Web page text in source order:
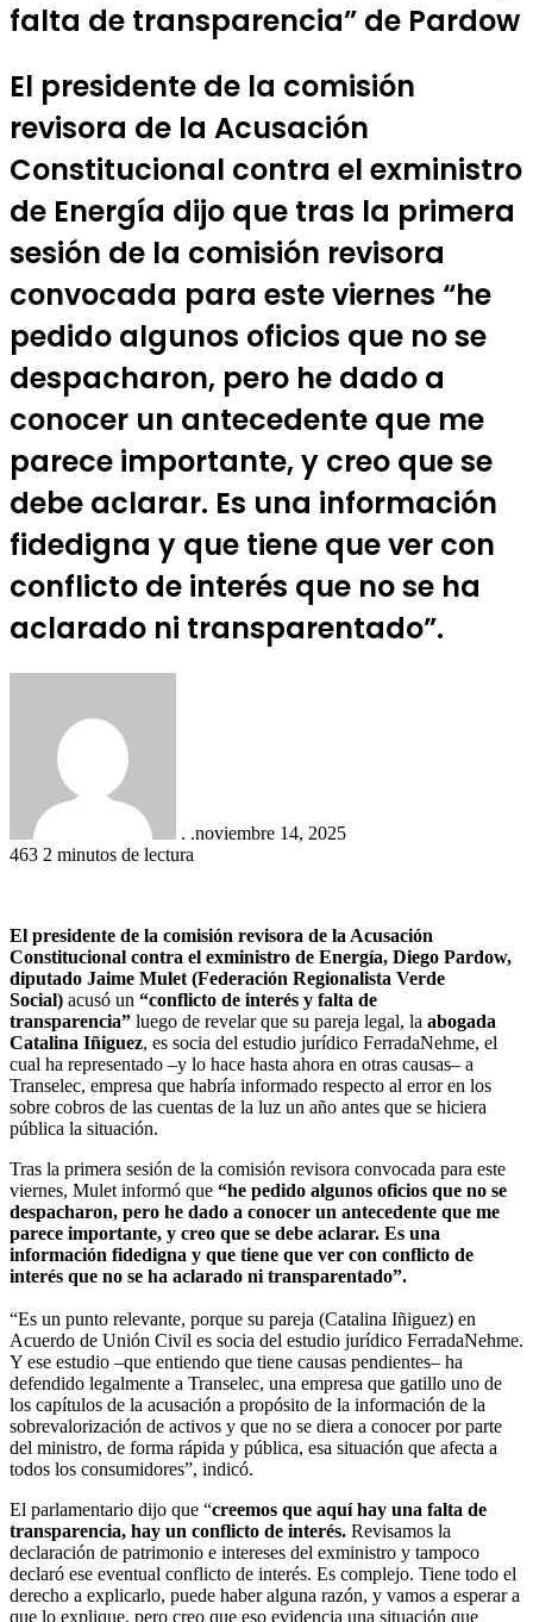
falta de transparencia” de Pardow
El presidente de la comisión
revisora de la Acusación
Constitucional contra el exministro
de Energía dijo que tras la primera
sesión de la comisión revisora
convocada para este viernes “he
pedido algunos oficios que no se
despacharon, pero he dado a
conocer un antecedente que me
parece importante, y creo que se
debe aclarar. Es una información
fidedigna y que tiene que ver con
conflicto de interés que no se ha
aclarado ni transparentado”.
. .noviembre 14, 2025
463 2 minutos de lectura
El presidente de la comisión revisora de la Acusación
Constitucional contra el exministro de Energía, Diego Pardow,
diputado Jaime Mulet (Federación Regionalista Verde
Social) acusó un “conflicto de interés y falta de
transparencia” luego de revelar que su pareja legal, la abogada
Catalina Iñiguez, es socia del estudio jurídico FerradaNehme, el
cual ha representado –y lo hace hasta ahora en otras causas– a
Transelec, empresa que habría informado respecto al error en los
sobre cobros de las cuentas de la luz un año antes que se hiciera
pública la situación.
Tras la primera sesión de la comisión revisora convocada para este
viernes, Mulet informó que “he pedido algunos oficios que no se
despacharon, pero he dado a conocer un antecedente que me
parece importante, y creo que se debe aclarar. Es una
información fidedigna y que tiene que ver con conflicto de
interés que no se ha aclarado ni transparentado”.
“Es un punto relevante, porque su pareja (Catalina Iñiguez) en
Acuerdo de Unión Civil es socia del estudio jurídico FerradaNehme.
Y ese estudio –que entiendo que tiene causas pendientes– ha
defendido legalmente a Transelec, una empresa que gatillo uno de
los capítulos de la acusación a propósito de la información de la
sobrevalorización de activos y que no se diera a conocer por parte
del ministro, de forma rápida y pública, esa situación que afecta a
todos los consumidores”, indicó.
El parlamentario dijo que “creemos que aquí hay una falta de
transparencia, hay un conflicto de interés. Revisamos la
declaración de patrimonio e intereses del exministro y tampoco
declaró ese eventual conflicto de interés. Es complejo. Tiene todo el
derecho a explicarlo, puede haber alguna razón, y vamos a esperar a
que lo explique, pero creo que eso evidencia una situación que